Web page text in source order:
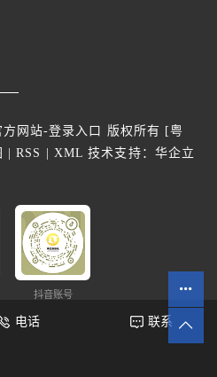
方网站-登录入口 版权所有 [粤
|RSS XML 技术支持： 华企立
抖音账号
电话 联系